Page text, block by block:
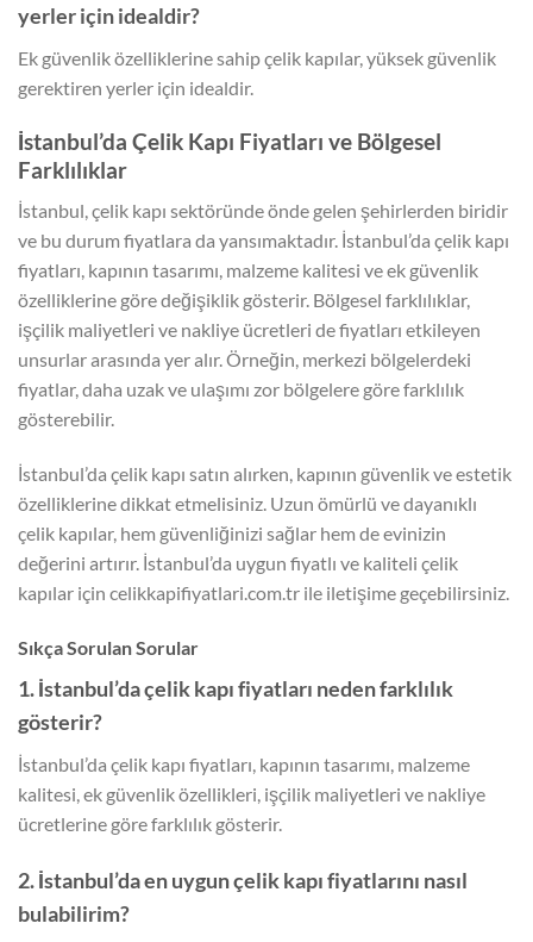
yerler için idealdir?
Ek güvenlik özelliklerine sahip çelik kapılar, yüksek güvenlik
gerektiren yerler için idealdir.
İstanbul’da Çelik Kapı Fiyatları ve Bölgesel
Farklılıklar
İstanbul, çelik kapı sektöründe önde gelen şehirlerden biridir
ve bu durum fiyatlara da yansımaktadır. İstanbul’da çelik kapı
fiyatları, kapının tasarımı, malzeme kalitesi ve ek güvenlik
özelliklerine göre değişiklik gösterir. Bölgesel farklılıklar,
işçilik maliyetleri ve nakliye ücretleri de fiyatları etkileyen
unsurlar arasında yer alır. Örneğin, merkezi bölgelerdeki
fiyatlar, daha uzak ve ulaşımı zor bölgelere göre farklılık
gösterebilir.
İstanbul’da çelik kapı satın alırken, kapının güvenlik ve estetik
özelliklerine dikkat etmelisiniz. Uzun ömürlü ve dayanıklı
çelik kapılar, hem güvenliğinizi sağlar hem de evinizin
değerini artırır. İstanbul’da uygun fiyatlı ve kaliteli çelik
kapılar için celikkapifiyatlari.com.tr ile iletişime geçebilirsiniz.
Sıkça Sorulan Sorular
1. İstanbul’da çelik kapı fiyatları neden farklılık
gösterir?
İstanbul’da çelik kapı fiyatları, kapının tasarımı, malzeme
kalitesi, ek güvenlik özellikleri, işçilik maliyetleri ve nakliye
ücretlerine göre farklılık gösterir.
2. İstanbul’da en uygun çelik kapı fiyatlarını nasıl
bulabilirim?